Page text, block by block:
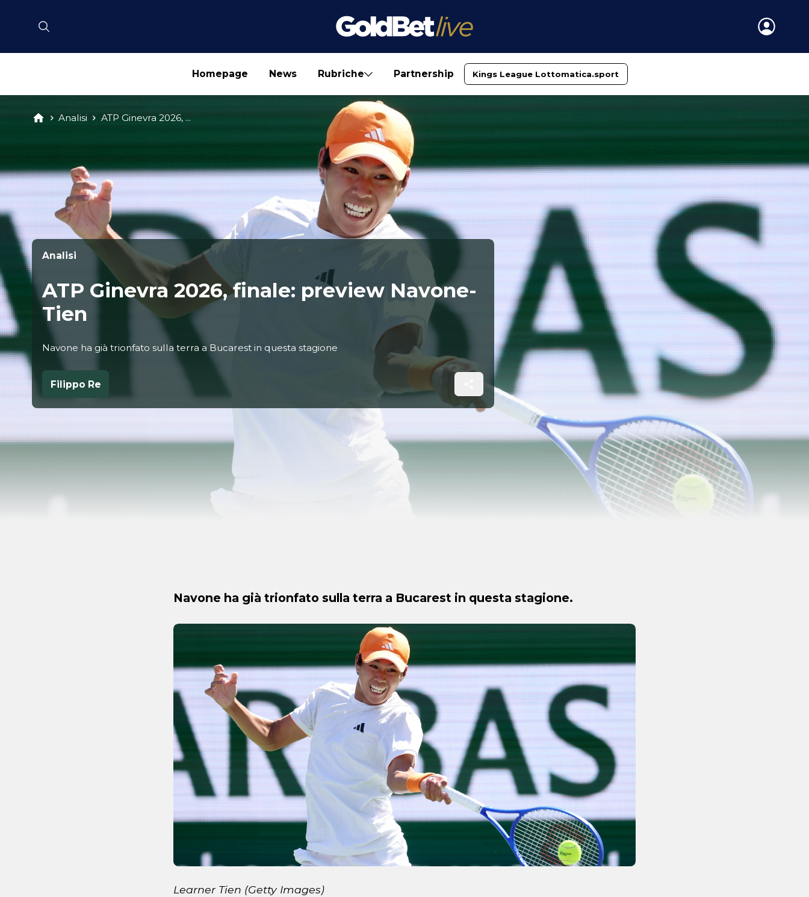
Homepage News Rubriche Partnership Kings League Lottomatica.sport
Analisi ATP Ginevra 2026, ...
Analisi
ATP Ginevra 2026, finale: preview Navone-
Tien
Navone ha già trionfato sulla terra a Bucarest in questa stagione
Filippo Re
Navone ha già trionfato sulla terra a Bucarest in questa stagione.
Learner Tien (Getty Images)